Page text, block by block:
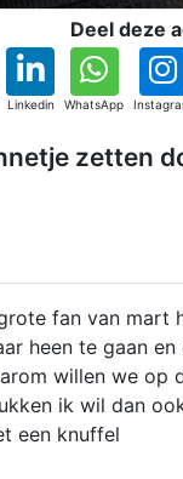
Deel deze
Linkedin WhatsApp
zetten
fan van mart
heen te gaan
willen we op
ik wil dan
een knuffel